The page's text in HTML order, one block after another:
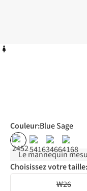
Couleur:Blue Sage
Le mannequin
Choisissez votre taille:
W26